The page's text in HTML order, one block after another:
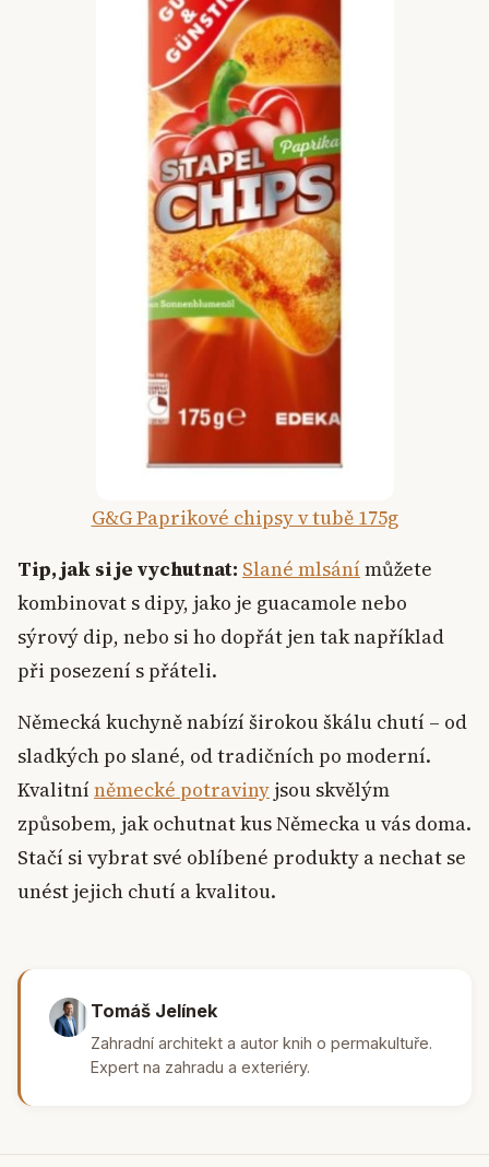
G&G Paprikové chipsy v tubě 175g
Tip, jak si je vychutnat: Slané mlsání můžete
kombinovat s dipy, jako je guacamole nebo
sýrový dip, nebo si ho dopřát jen tak například
při posezení s přáteli.
Německá kuchyně nabízí širokou škálu chutí – od
sladkých po slané, od tradičních po moderní.
Kvalitní německé potraviny jsou skvělým
způsobem, jak ochutnat kus Německa u vás doma.
Stačí si vybrat své oblíbené produkty a nechat se
unést jejich chutí a kvalitou.
Tomáš Jelínek
Zahradní architekt a autor knih o permakultuře.
Expert na zahradu a exteriéry.